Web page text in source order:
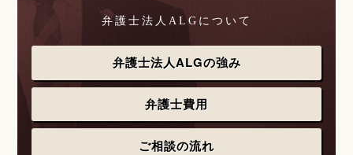
弁護士法人ALGについて
弁護士法人ALGの強み
弁護士費用
ご相談の流れ